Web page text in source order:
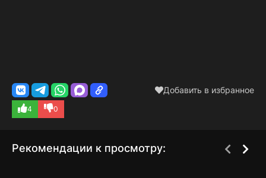
Добавить в избранное
4 0
Рекомендации к просмотру: